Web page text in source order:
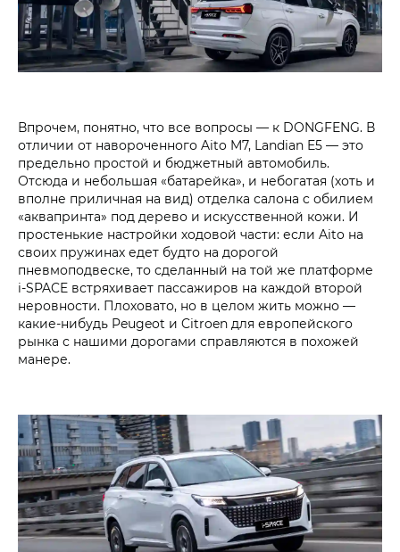
Впрочем, понятно, что все вопросы — к DONGFENG. В
отличии от навороченного Aito M7, Landian E5 — это
предельно простой и бюджетный автомобиль.
Отсюда и небольшая «батарейка», и небогатая (хоть и
вполне приличная на вид) отделка салона c обилием
«аквапринта» под дерево и искусственной кожи. И
простенькие настройки ходовой части: если Aito на
своих пружинах едет будто на дорогой
пневмоподвеске, то сделанный на той же платформе
i‑SPACE встряхивает пассажиров на каждой второй
неровности. Плоховато, но в целом жить можно —
какие-нибудь Peugeot и Citroen для европейского
рынка с нашими дорогами справляются в похожей
манере.